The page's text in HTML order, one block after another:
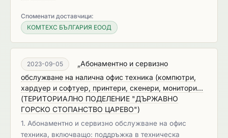
Споменати доставчици:
КОМТЕХС БЪЛГАРИЯ ЕООД
2023-09-05
„Абонаментно и сервизно
обслужване на налична офис техника (компютри,
хардуер и софтуер, принтери, скенери, монитори...
(ТЕРИТОРИАЛНО ПОДЕЛЕНИЕ "ДЪРЖАВНО
ГОРСКО СТОПАНСТВО ЦАРЕВО")
1. Абонаментно и сервизно обслужване на офис
техника, включващо: поддръжка в техническа